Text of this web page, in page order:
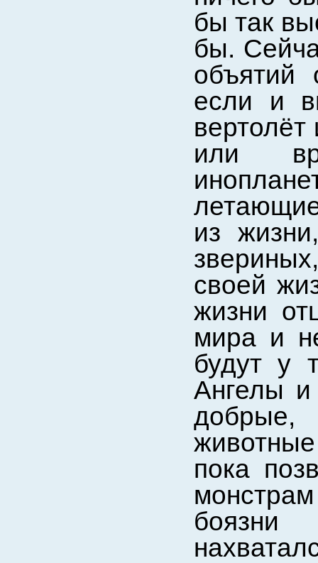
бы так
бы.
объятий
если и
или
из
своей
жизни
мира и
будут у
Ангелы и
добрые,
пока